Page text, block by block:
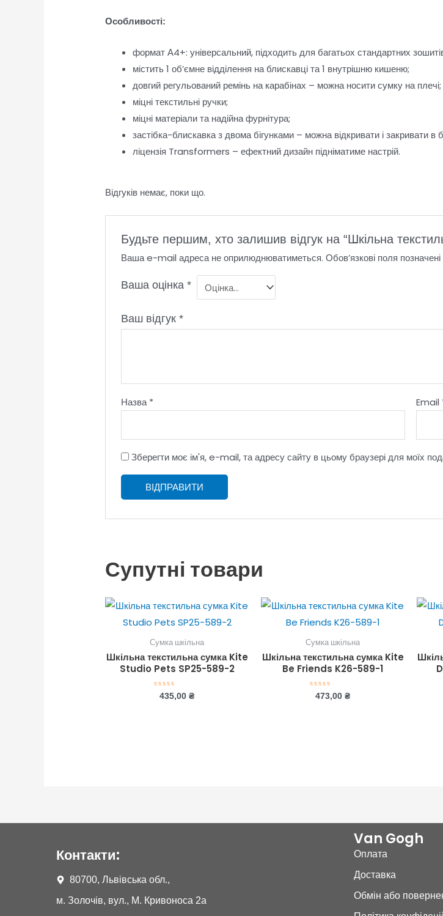
Особливості:
формат А4+: універсальний, підходить для багатьох стандартних
містить 1 об’ємне відділення на блискавці та 1 внутрішню кишеню;
довгий регульований ремінь на карабінах – можна носити сумку на плечі;
міцні текстильні ручки;
міцні матеріали та надійна фурнітура;
застібка-блискавка з двома бігунками – можна відкривати і закривати в
ліцензія Transformers – ефектний дизайн підніматиме настрій.
Відгуків немає, поки що.
Будьте першим, хто залишив відгук на “Шкільна
Ваша e-mail адреса не оприлюднюватиметься. Обов’язкові поля позначені
Ваша оцінка*
Ваш відгук*
Назва* Email
Зберегти моє ім'я, e-mail, та адресу сайту в цьому браузері для моїх
Супутні товари
Сумка шкільна
Шкільна текстильна сумка Kite
Studio Pets SP25-589-2
Оцінено
435,00₴
Сумка шкільна
Шкільна текстильна сумка Kite
Be Friends K26-589-1
Оцінено
473,00 ₴
Контакти:
80700, Львівська обл.,
м. Золочів, вул., М. Кривоноса 2а
Van Gogh
Оплата
Доставка
Обмін або